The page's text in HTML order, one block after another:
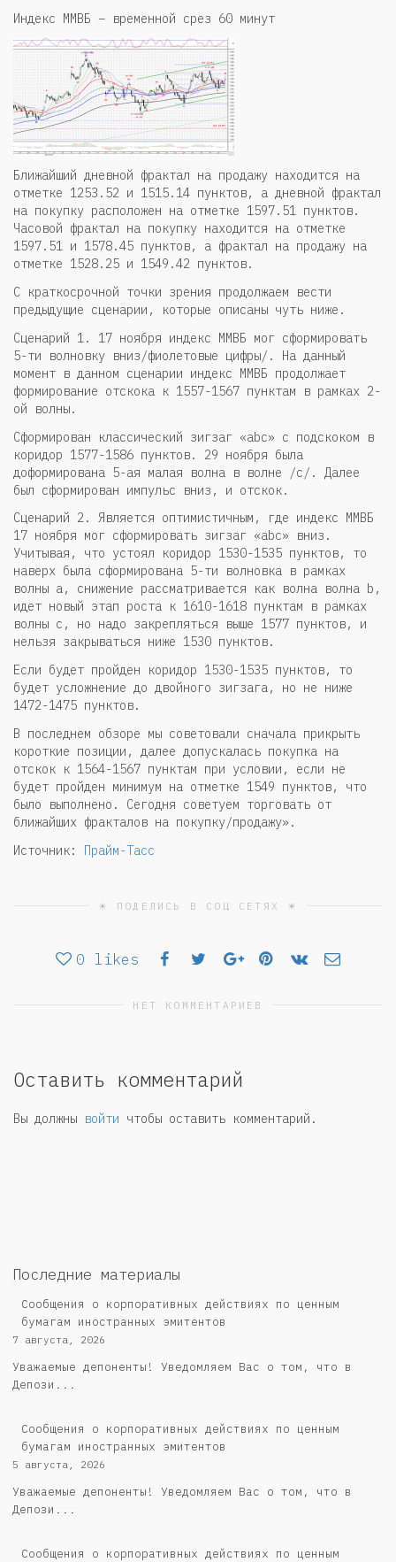
Индекс ММВБ – временной срез 60 минут
Ближайший дневной фрактал на продажу находится на
отметке 1253.52 и 1515.14 пунктов, а дневной фрактал
на покупку расположен на отметке 1597.51 пунктов.
Часовой фрактал на покупку находится на отметке
1597.51 и 1578.45 пунктов, а фрактал на продажу на
отметке 1528.25 и 1549.42 пунктов.
С краткосрочной точки зрения продолжаем вести
предыдущие сценарии, которые описаны чуть ниже.
Сценарий 1. 17 ноября индекс ММВБ мог сформировать
5-ти волновку вниз/фиолетовые цифры/. На данный
момент в данном сценарии индекс ММВБ продолжает
формирование отскока к 1557-1567 пунктам в рамках 2-
ой волны.
Сформирован классический зигзаг «abc» с подскоком в
коридор 1577-1586 пунктов. 29 ноября была
доформирована 5-ая малая волна в волне /с/. Далее
был сформирован импульс вниз, и отскок.
Сценарий 2. Является оптимистичным, где индекс ММВБ
17 ноября мог сформировать зигзаг «abc» вниз.
Учитывая, что устоял коридор 1530-1535 пунктов, то
наверх была сформирована 5-ти волновка в рамках
волны а, снижение рассматривается как волна волна b,
идет новый этап роста к 1610-1618 пунктам в рамках
волны с, но надо закрепляться выше 1577 пунктов, и
нельзя закрываться ниже 1530 пунктов.
Если будет пройден коридор 1530-1535 пунктов, то
будет усложнение до двойного зигзага, но не ниже
1472-1475 пунктов.
В последнем обзоре мы советовали сначала прикрыть
короткие позиции, далее допускалась покупка на
отскок к 1564-1567 пунктам при условии, если не
будет пройден минимум на отметке 1549 пунктов, что
было выполнено. Сегодня советуем торговать от
ближайших фракталов на покупку/продажу».
Источник: Прайм-Тасс
☀ ПОДЕЛИСЬ В СОЦ СЕТЯХ ☀
0 likes
НЕТ КОММЕНТАРИЕВ
Оставить комментарий
Вы должны войти чтобы оставить комментарий.
Последние материалы
Сообщения о корпоративных действиях по ценным
бумагам иностранных эмитентов
7 августа, 2026
Уважаемые депоненты! Уведомляем Вас о том, что в
Депози...
Сообщения о корпоративных действиях по ценным
бумагам иностранных эмитентов
5 августа, 2026
Уважаемые депоненты! Уведомляем Вас о том, что в
Депози...
Cообщения о корпоративных действиях по ценным